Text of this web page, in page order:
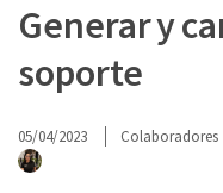
Generar y
soporte
05/04/2023 Colaboradores